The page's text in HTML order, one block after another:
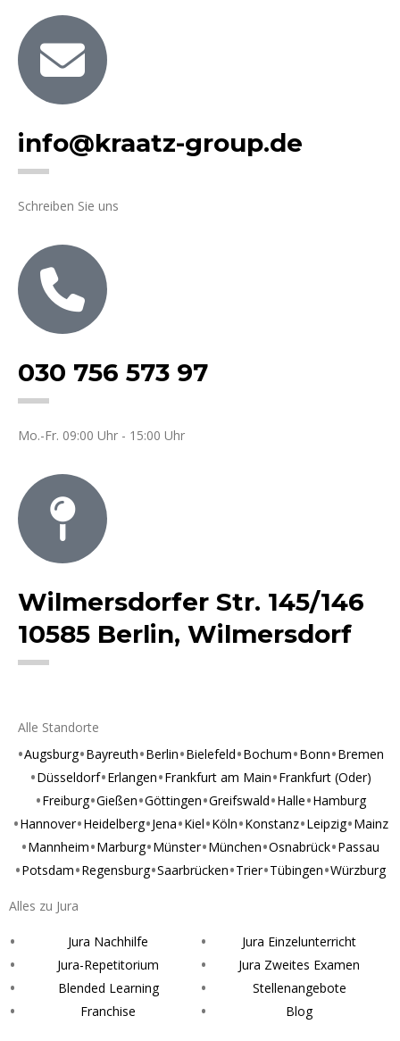
info@kraatz-group.de
Schreiben Sie uns
030 756 573 97
Mo.-Fr. 09:00 Uhr - 15:00 Uhr
Wilmersdorfer Str. 145/146
10585 Berlin, Wilmersdorf
Alle Standorte
Augsburg Bayreuth Berlin Bielefeld Bochum Bonn Bremen
Düsseldorf Erlangen Frankfurt am Main Frankfurt (Oder)
Freiburg Gießen Göttingen Greifswald Halle Hamburg
Hannover Heidelberg Jena Kiel Köln Konstanz Leipzig Mainz
Mannheim Marburg Münster München Osnabrück Passau
Potsdam Regensburg Saarbrücken Trier Tübingen Würzburg
Alles zu Jura
Jura Nachhilfe
Jura Einzelunterricht
Jura-Repetitorium
Jura Zweites Examen
Blended Learning
Stellenangebote
Franchise
Blog